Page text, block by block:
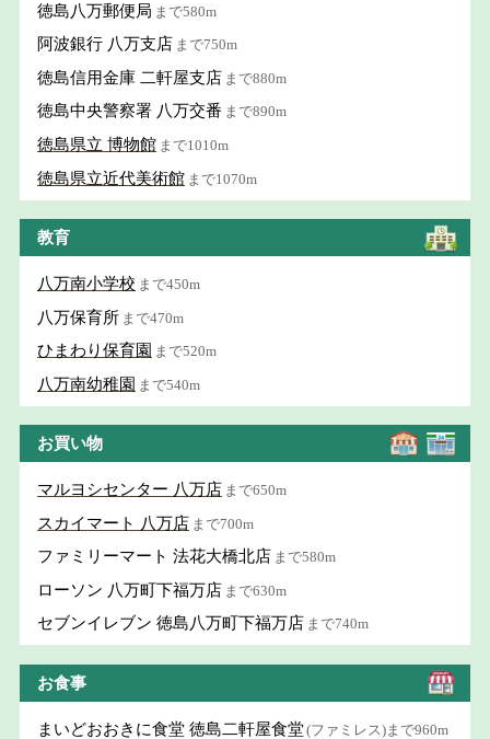
徳島八万郵便局 まで580m
阿波銀行 八万支店 まで750m
徳島信用金庫 二軒屋支店 まで880m
徳島中央警察署 八万交番 まで890m
徳島県立 博物館 まで1010m
徳島県立近代美術館 まで1070m
教育
八万南小学校 まで450m
八万保育所 まで470m
ひまわり保育園 まで520m
八万南幼稚園 まで540m
お買い物
マルヨシセンター 八万店 まで650m
スカイマート 八万店 まで700m
ファミリーマート 法花大橋北店 まで580m
ローソン 八万町下福万店 まで630m
セブンイレブン 徳島八万町下福万店 まで740m
お食事
まいどおおきに食堂 徳島二軒屋食堂(ファミレス)まで960m